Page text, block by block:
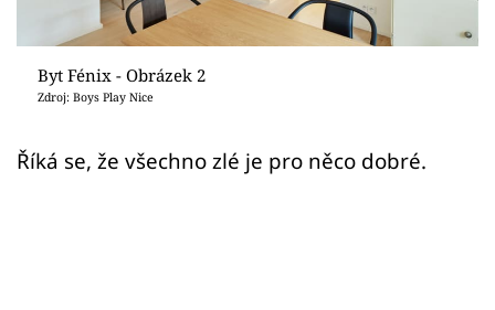
Přihlášení
Byt Fénix - Obrázek 2
Zdroj: Boys Play Nice
Říká se, že všechno zlé je pro něco dobré.